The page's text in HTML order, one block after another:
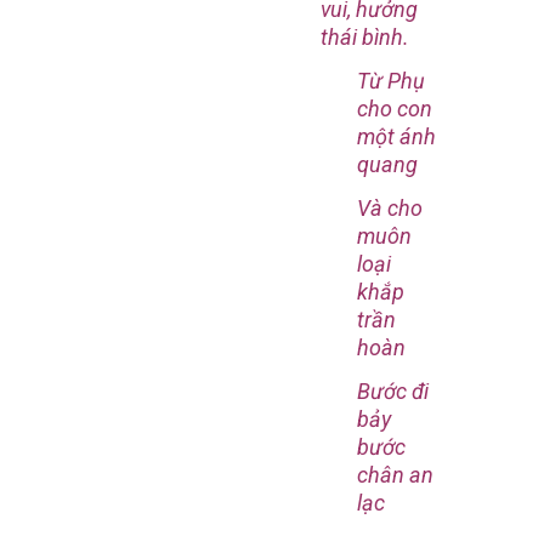
vui, hưởng
thái bình.
Từ Phụ
cho con
một ánh
quang
Và cho
muôn
loại
khắp
trần
hoàn
Bước đi
bảy
bước
chân an
lạc